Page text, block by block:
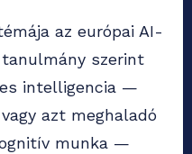
az európai AI-
szerint
intelligencia —
azt meghaladó
munka —